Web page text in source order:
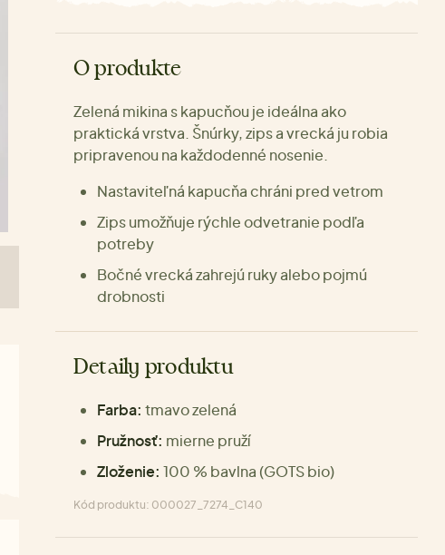
O produkte
Zelená mikina s kapucňou je ideálna ako
praktická vrstva. Šnúrky, zips a vrecká ju robia
pripravenou na každodenné nosenie.
Nastaviteľná kapucňa chráni pred vetrom
Zips umožňuje rýchle odvetranie podľa
potreby
Bočné vrecká zahrejú ruky alebo pojmú
drobnosti
Detaily produktu
Farba: tmavo zelená
Pružnosť: mierne pruží
Zloženie: 100 % bavlna (GOTS bio)
Kód produktu: 000027_7274_C140